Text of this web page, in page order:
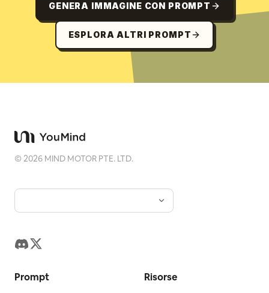
GENERA IMMAGINE CON PROMPT
ESPLORA ALTRI PROMPT
©2026 MIND MOTOR PTE. LTD.
Prompt Risorse